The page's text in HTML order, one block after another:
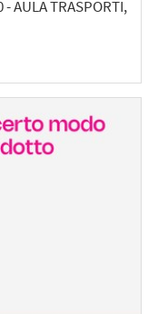
AULA TRASPORTI,